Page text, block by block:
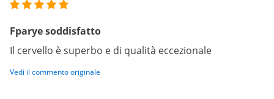
Fparye soddisfatto
Il cervello è superbo e di qualità eccezionale
Vedi il commento originale